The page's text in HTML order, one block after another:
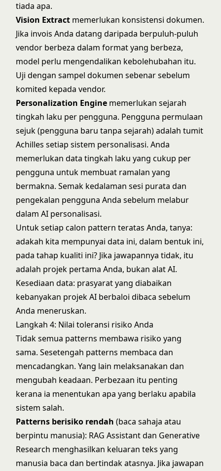
tiada apa.
Vision Extract memerlukan konsistensi dokumen.
Jika invois Anda datang daripada berpuluh-puluh
vendor berbeza dalam format yang berbeza,
model perlu mengendalikan kebolehubahan itu.
Uji dengan sampel dokumen sebenar sebelum
komited kepada vendor.
Personalization Engine memerlukan sejarah
tingkah laku per pengguna. Pengguna permulaan
sejuk (pengguna baru tanpa sejarah) adalah tumit
Achilles setiap sistem personalisasi. Anda
memerlukan data tingkah laku yang cukup per
pengguna untuk membuat ramalan yang
bermakna. Semak kedalaman sesi purata dan
pengekalan pengguna Anda sebelum melabur
dalam AI personalisasi.
Untuk setiap calon pattern teratas Anda, tanya:
adakah kita mempunyai data ini, dalam bentuk ini,
pada tahap kualiti ini? Jika jawapannya tidak, itu
adalah projek pertama Anda, bukan alat AI.
Kesediaan data: prasyarat yang diabaikan
kebanyakan projek AI berbaloi dibaca sebelum
Anda meneruskan.
Langkah 4: Nilai toleransi risiko Anda
Tidak semua patterns membawa risiko yang
sama. Sesetengah patterns membaca dan
mencadangkan. Yang lain melaksanakan dan
mengubah keadaan. Perbezaan itu penting
kerana ia menentukan apa yang berlaku apabila
sistem salah.
Patterns berisiko rendah (baca sahaja atau
berpintu manusia): RAG Assistant dan Generative
Research menghasilkan keluaran teks yang
manusia baca dan bertindak atasnya. Jika jawapan